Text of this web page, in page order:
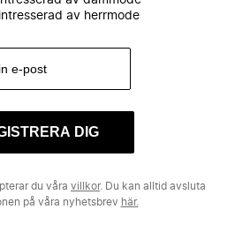
av herrmode
DIG
du våra villkor. Du kan alltid avsluta
på våra nyhetsbrev här.